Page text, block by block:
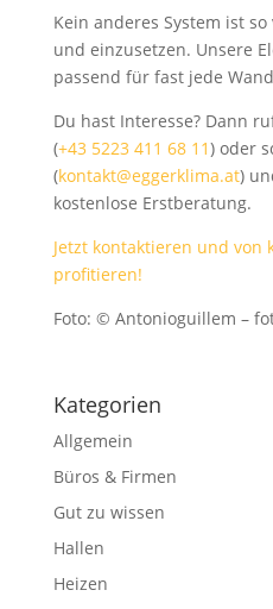
Kein anderes System ist
und einzusetzen. Unsere
passend für fast jede
Du hast Interesse? Dann
(+43 5223 411 68 11) oder
(kontakt@eggerklima.at)
kostenlose Erstberatung.
Jetzt kontaktieren und von
profitieren!
Foto: © Antonioguillem –
Kategorien
Allgemein
Büros & Firmen
Gut zu wissen
Hallen
Heizen